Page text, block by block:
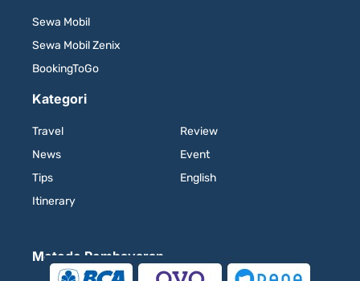
Sewa Mobil
Sewa Mobil Zenix
BookingToGo
Kategori
Travel
News
Tips
Itinerary
Review
Event
English
Metode Pembayaran